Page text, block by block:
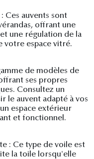
Ces auvents sont
offrant une
une régulation de la
votre espace vitré.
de modèles de
ses propres
Consultez un
le auvent adapté à vos
espace extérieur
et fonctionnel.
: Ce type de voile est
la toile lorsqu'elle